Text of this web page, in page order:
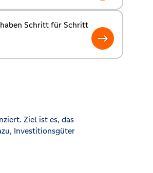
Schritt für Schritt
Ziel ist es, das
Investitionsgüter